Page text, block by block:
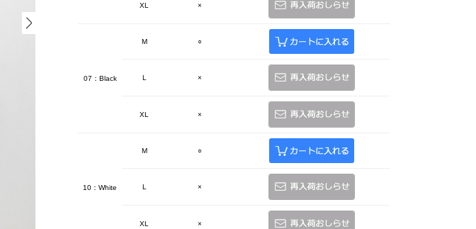
XL ×
07：Black
M ○
L ×
XL ×
10：White
M ○
L ×
XL ×